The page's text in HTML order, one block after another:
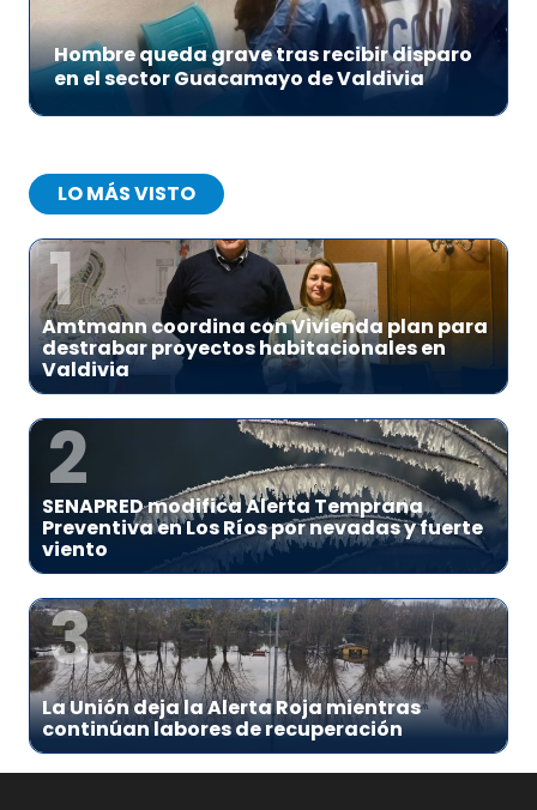
Hombre queda grave tras recibir disparo
en el sector Guacamayo de Valdivia
LO MÁS VISTO
1
Amtmann coordina con Vivienda plan para
destrabar proyectos habitacionales en
Valdivia
2
SENAPRED modifica Alerta Temprana
Preventiva en Los Ríos por nevadas y fuerte
viento
3
La Unión deja la Alerta Roja mientras
continúan labores de recuperación